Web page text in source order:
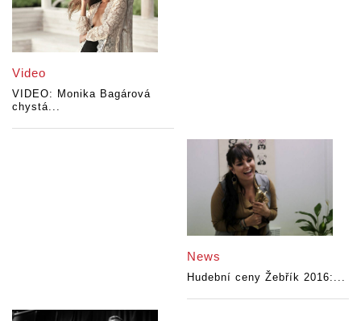
Video
VIDEO: Monika Bagárová
chystá...
News
Hudební ceny Žebřík 2016:...